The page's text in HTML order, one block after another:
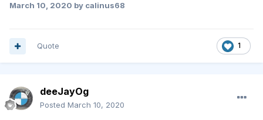
March 10, 2020 by calinus68
1
Quote
deeJayOg
Posted March 10, 2020